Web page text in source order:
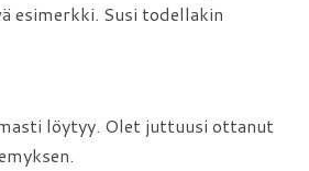
esimerkki. Susi todellakin
löytyy. Olet juttuusi ottanut